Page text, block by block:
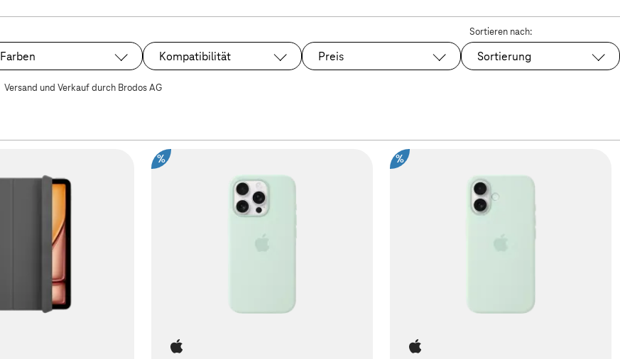
Farben Kompatibilität Preis
Sortieren nach:
Sortierung
Versand und Verkauf durch Brodos AG
% %